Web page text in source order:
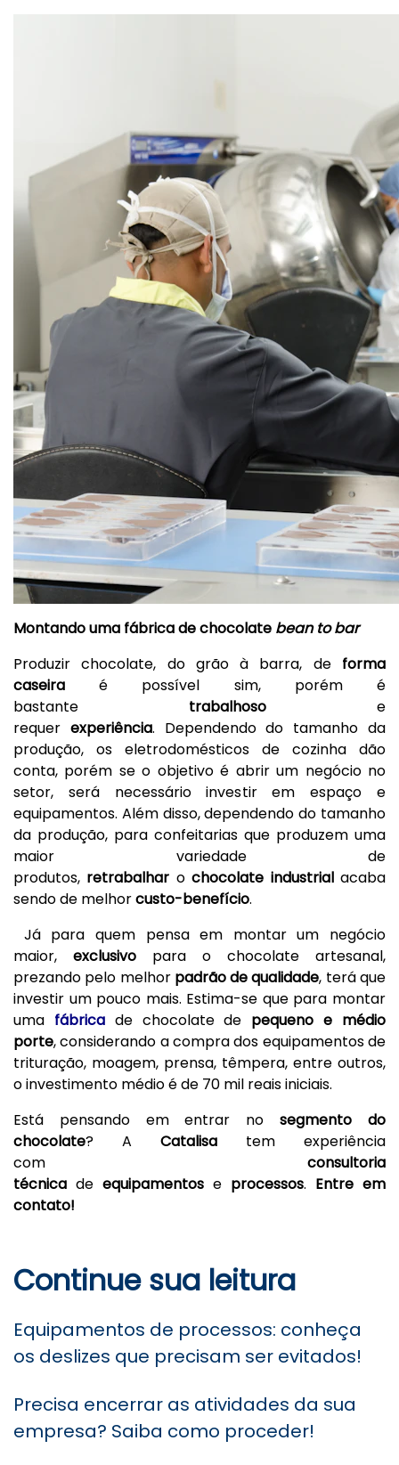
Montando uma fábrica de chocolate bean to bar
Produzir chocolate, do grão à barra, de forma
caseira é possível sim, porém é
bastante trabalhoso e
requer experiência. Dependendo do tamanho da
produção, os eletrodomésticos de cozinha dão
conta, porém se o objetivo é abrir um negócio no
setor, será necessário investir em espaço e
equipamentos. Além disso, dependendo do tamanho
da produção, para confeitarias que produzem uma
maior variedade de
produtos, retrabalhar ochocolate industrialacaba
sendo de melhorcusto-benefício.
Já para quem pensa em montar um negócio
maior, exclusivo para o chocolate artesanal,
prezando pelo melhor padrão dequalidade, terá que
investir um pouco mais. Estima-se que para montar
uma fábrica de chocolate de pequeno e médio
porte, considerando a compra dos equipamentos de
trituração, moagem, prensa, têmpera, entre outros,
o investimento médio é de 70 mil reais iniciais.
Está pensando em entrar nosegmento do
chocolate? A Catalisa tem experiência
com consultoria
técnica de equipamentos e processos. Entre em
contato!
Continue sua leitura
Equipamentos de processos: conheça
os deslizes que precisam ser evitados!
Precisa encerrar as atividades da sua
empresa? Saiba como proceder!